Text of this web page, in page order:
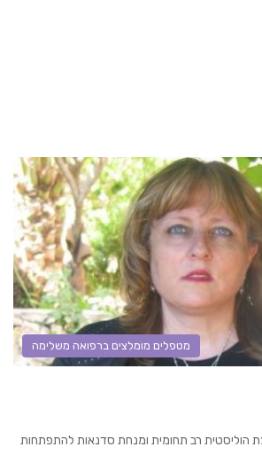
מטפלים מומלצים ברפואה משלימה
הוליסטית רב תחומית ומנחת סדנאות להתפתחות